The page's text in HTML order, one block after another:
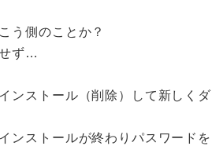
う側のことか？
ず…
ンストール（削除）して新しくダ
ンストールが終わりパスワードを